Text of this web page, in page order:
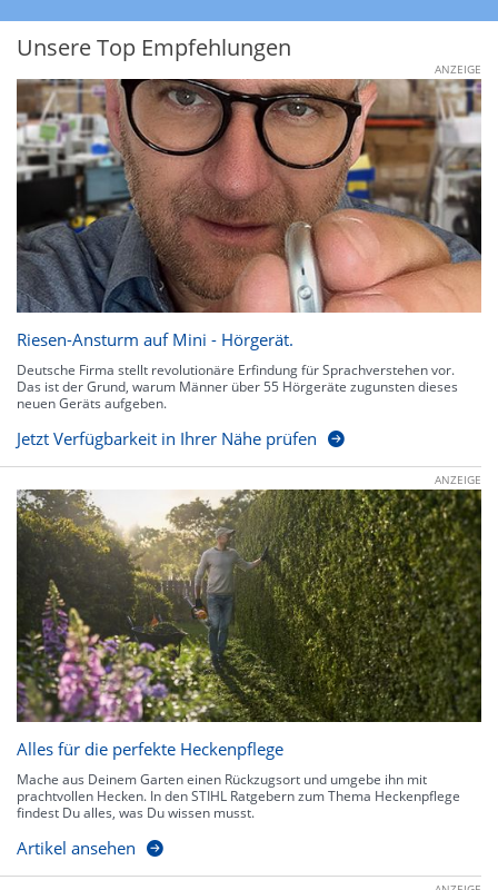
Unsere Top Empfehlungen
ANZEIGE
Riesen-Ansturm auf Mini - Hörgerät.
Deutsche Firma stellt revolutionäre Erfindung für Sprachverstehen vor.
Das ist der Grund, warum Männer über 55 Hörgeräte zugunsten dieses
neuen Geräts aufgeben.
Jetzt Verfügbarkeit in Ihrer Nähe prüfen
ANZEIGE
Alles für die perfekte Heckenpflege
Mache aus Deinem Garten einen Rückzugsort und umgebe ihn mit
prachtvollen Hecken. In den STIHL Ratgebern zum Thema Heckenpflege
findest Du alles, was Du wissen musst.
Artikel ansehen